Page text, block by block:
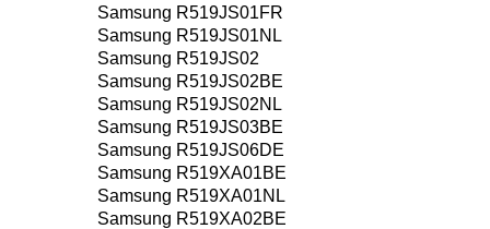
Samsung R519JS01FR
Samsung R519JS01NL
Samsung R519JS02
Samsung R519JS02BE
Samsung R519JS02NL
Samsung R519JS03BE
Samsung R519JS06DE
Samsung R519XA01BE
Samsung R519XA01NL
Samsung R519XA02BE